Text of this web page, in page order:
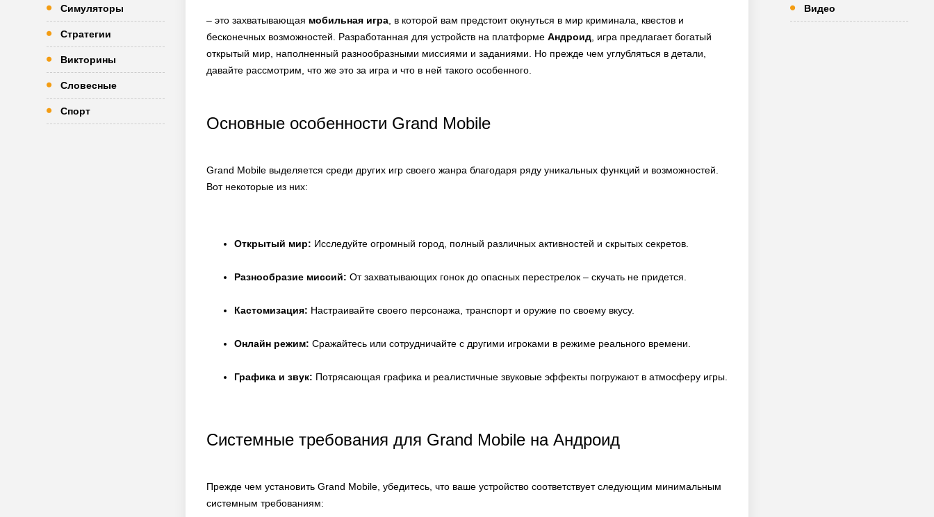
Симуляторы
Стратегии
Викторины
Словесные
Спорт
– это захватывающая мобильная игра , в которой вам предстоит окунуться в мир криминала, квестов и
бесконечных возможностей. Разработанная для устройств на платформе Андроид , игра предлагает богатый
открытый мир, наполненный разнообразными миссиями и заданиями. Но прежде чем углубляться в детали,
давайте рассмотрим, что же это за игра и что в ней такого особенного.
Основные особенности Grand Mobile
Grand Mobile выделяется среди других игр своего жанра благодаря ряду уникальных функций и возможностей.
Вот некоторые из них:
Открытый мир: Исследуйте огромный город, полный различных активностей и скрытых секретов.
Разнообразие миссий: От захватывающих гонок до опасных перестрелок – скучать не придется.
Кастомизация: Настраивайте своего персонажа, транспорт и оружие по своему вкусу.
Онлайн режим: Сражайтесь или сотрудничайте с другими игроками в режиме реального времени.
Графика и звук: Потрясающая графика и реалистичные звуковые эффекты погружают в атмосферу игры.
Системные требования для Grand Mobile на Андроид
Прежде чем установить Grand Mobile, убедитесь, что ваше устройство соответствует следующим минимальным
системным требованиям:
Видео